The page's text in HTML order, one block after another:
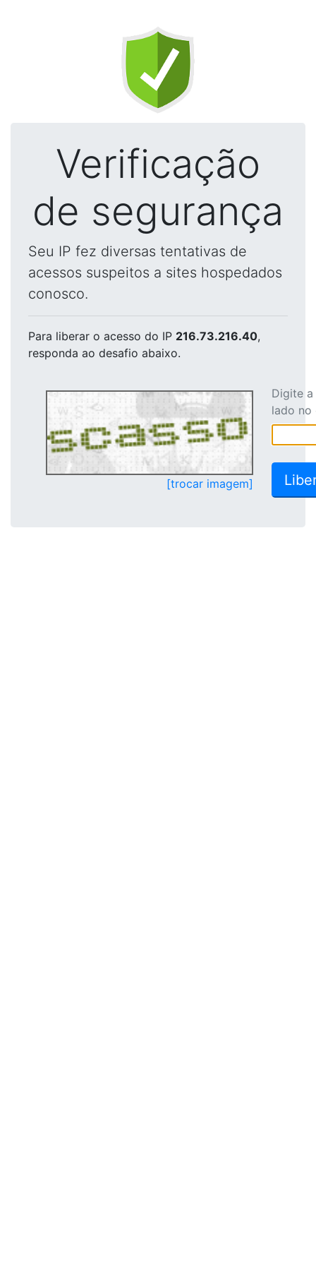
Verificação
de segurança
Seu IP fez diversas tentativas de
acessos suspeitos a sites hospedados
conosco.
Para liberar o acesso do IP 216.73.216.40,
responda ao desafio abaixo.
[trocar imagem]
Digite
lado no